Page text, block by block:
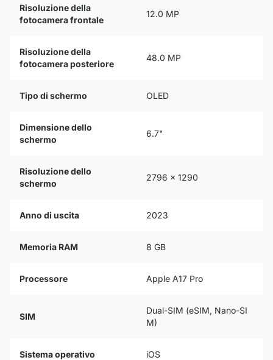
Risoluzione della
fotocamera frontale
12.0 MP
Risoluzione della
fotocamera posteriore
48.0 MP
Tipo di schermo OLED
Dimensione dello
schermo
6.7"
Risoluzione dello
schermo
2796 x 1290
Anno di uscita 2023
Memoria RAM 8 GB
Processore Apple A17 Pro
SIM
Dual-SIM (eSIM, Nano-SI
M)
Sistema operativo iOS